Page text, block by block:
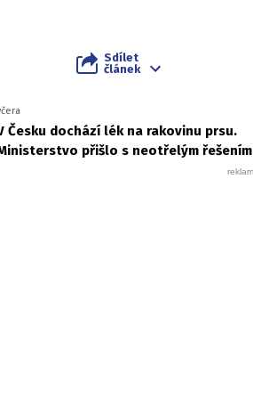
Sdílet
článek
Česku dochází lék na rakovinu prsu.
přišlo s neotřelým řešením